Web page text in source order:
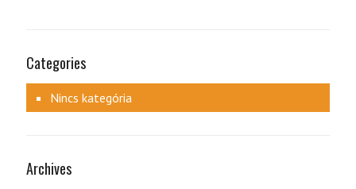
Categories
Nincs kategória
Archives